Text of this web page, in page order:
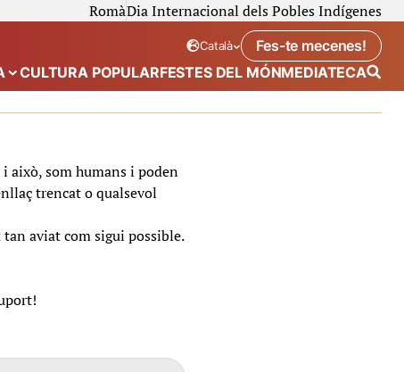
RomàDia Internacional dels Pobles Indígenes
Idioma seleccionat:
Català
. Canviar idiomaFes-te mecenes!
de “Calendari”
Mostra el submenú de “Ecosistema”
CULTURA POPULARFESTES DEL MÓNMEDIATECA
això, som humans i poden
trencat o qualsevol
aviat com sigui possible.